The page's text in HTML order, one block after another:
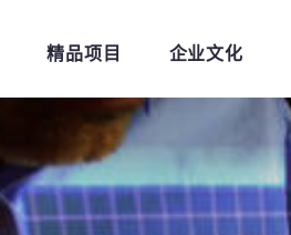
精品项目 企业文化